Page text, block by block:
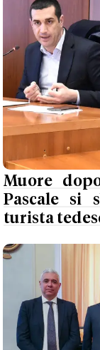
Muore
Pascale si
turista